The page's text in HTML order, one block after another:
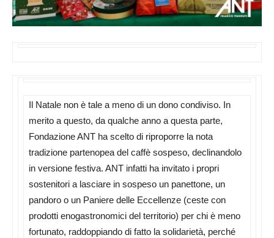
Il Natale non è tale a meno di un dono condiviso. In
merito a questo, da qualche anno a questa parte,
Fondazione ANT ha scelto di riproporre la nota
tradizione partenopea del caffè sospeso, declinandolo
in versione festiva. ANT infatti ha invitato i propri
sostenitori a lasciare in sospeso un panettone, un
pandoro o un Paniere delle Eccellenze (ceste con
prodotti enogastronomici del territorio) per chi è meno
fortunato, raddoppiando di fatto la solidarietà, perché